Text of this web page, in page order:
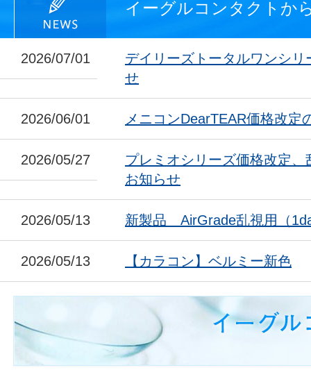
イーグルコンタクトか
2026/07/01
デイリーズトータルワンシ
せ
2026/06/01 メニコンDearTEAR価格改定
2026/05/27
プレミオシリーズ価格改定
お知らせ
2026/05/13 新製品 AirGrade乱視用（
2026/05/13 【カラコン】ベルミー新色